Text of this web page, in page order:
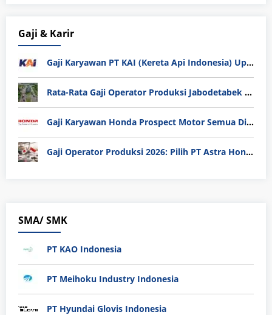
Gaji & Karir
Gaji Karyawan PT KAI (Kereta Api Indonesia) Update 2025
Rata-Rata Gaji Operator Produksi Jabodetabek 2025: Bedah Tuntas UMK, Lemburan, dan Realita Hidup Buruh
Gaji Karyawan Honda Prospect Motor Semua Divisi
Gaji Operator Produksi 2026: Pilih PT Astra Honda Motor (AHM) atau Manufaktur di Jepang?
SMA/ SMK
PT KAO Indonesia
PT Meihoku Industry Indonesia
PT Hyundai Glovis Indonesia